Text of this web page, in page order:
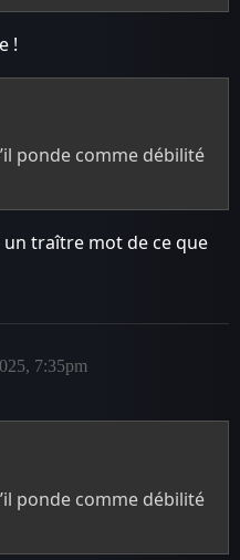
!
ponde comme débilité
traître mot de ce que
7:35pm
ponde comme débilité